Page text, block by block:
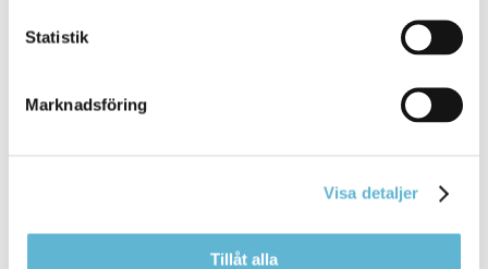
Statistik
Marknadsföring
Visa detaljer
Tillåt alla
0456-82 20 67
den 6 September 2023